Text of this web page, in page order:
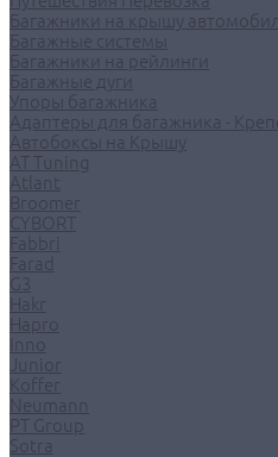
Багажники на крышу
Багажные системы
Багажники на рейлинги
Багажные дуги
Упоры багажника
Адаптеры для багажника -
Автобоксы на Крышу
AT Tuning
Atlant
Broomer
CYBORT
Fabbri
Farad
G3
Hakr
Hapro
Inno
Junior
Koffer
Neumann
PT Group
Sotra